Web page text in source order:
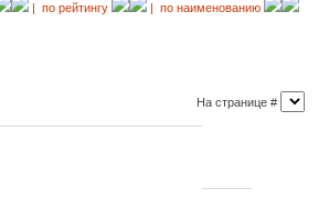
| по рейтингу | по наименованию
На странице #